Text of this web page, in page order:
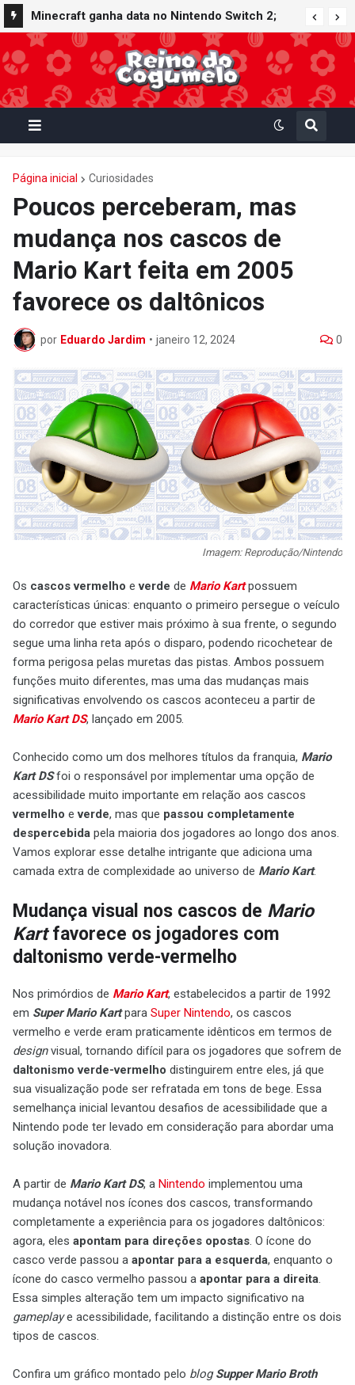
Minecraft ganha data no Nintendo Switch 2;
Super Mario Mash-Up receberá atualização
gráfica exclusiva
Nintendo Switch Online recebe ícones retrô de
Mario Paint (SNES) e Mario Kart: Super Circuit
(GBA)
Página inicial Curiosidades
Poucos perceberam, mas
mudança nos cascos de
Mario Kart feita em 2005
favorece os daltônicos
por Eduardo Jardim • janeiro 12, 2024 0
Imagem: Reprodução/Nintendo
Os cascos vermelho everde de Mario Kartpossuem
características únicas: enquanto o primeiro persegue o veículo
do corredor que estiver mais próximo à sua frente, o segundo
segue uma linha reta após o disparo, podendo ricochetear de
forma perigosa pelas muretas das pistas. Ambos possuem
funções muito diferentes, mas uma das mudanças mais
significativas envolvendo os cascos aconteceu a partir de
Mario Kart DS, lançado em 2005.
Conhecido como um dos melhores títulos da franquia, Mario
Kart DSfoi o responsável por implementar uma opção de
acessibilidade muito importante em relação aos cascos
vermelho everde, mas que passou completamente
despercebida pela maioria dos jogadores ao longo dos anos.
Vamos explorar esse detalhe intrigante que adiciona uma
camada extra de complexidade ao universo de Mario Kart.
Mudança visual nos cascos de Mario
Kartfavorece os jogadores com
daltonismo verde-vermelho
Nos primórdios de Mario Kart, estabelecidos a partir de 1992
em Super Mario Kartpara Super Nintendo, os cascos
vermelho e verde eram praticamente idênticos em termos de
designvisual, tornando difícil para os jogadores que sofrem de
daltonismo verde-vermelho distinguirem entre eles, já que
sua visualização pode ser refratada em tons de bege. Essa
semelhança inicial levantou desafios de acessibilidade que a
Nintendo pode ter levado em consideração para abordar uma
solução inovadora.
A partir de Mario Kart DS, a Nintendo implementou uma
mudança notável nos ícones dos cascos, transformando
completamente a experiência para os jogadores daltônicos:
agora, eles apontam para direções opostas. O ícone do
casco verde passou a apontar para a esquerda, enquanto o
ícone do casco vermelho passou a apontar para a direita.
Essa simples alteração tem um impacto significativo na
gameplaye acessibilidade, facilitando a distinção entre os dois
tipos de cascos.
Confira um gráfico montado pelo blogSupper Mario Broth